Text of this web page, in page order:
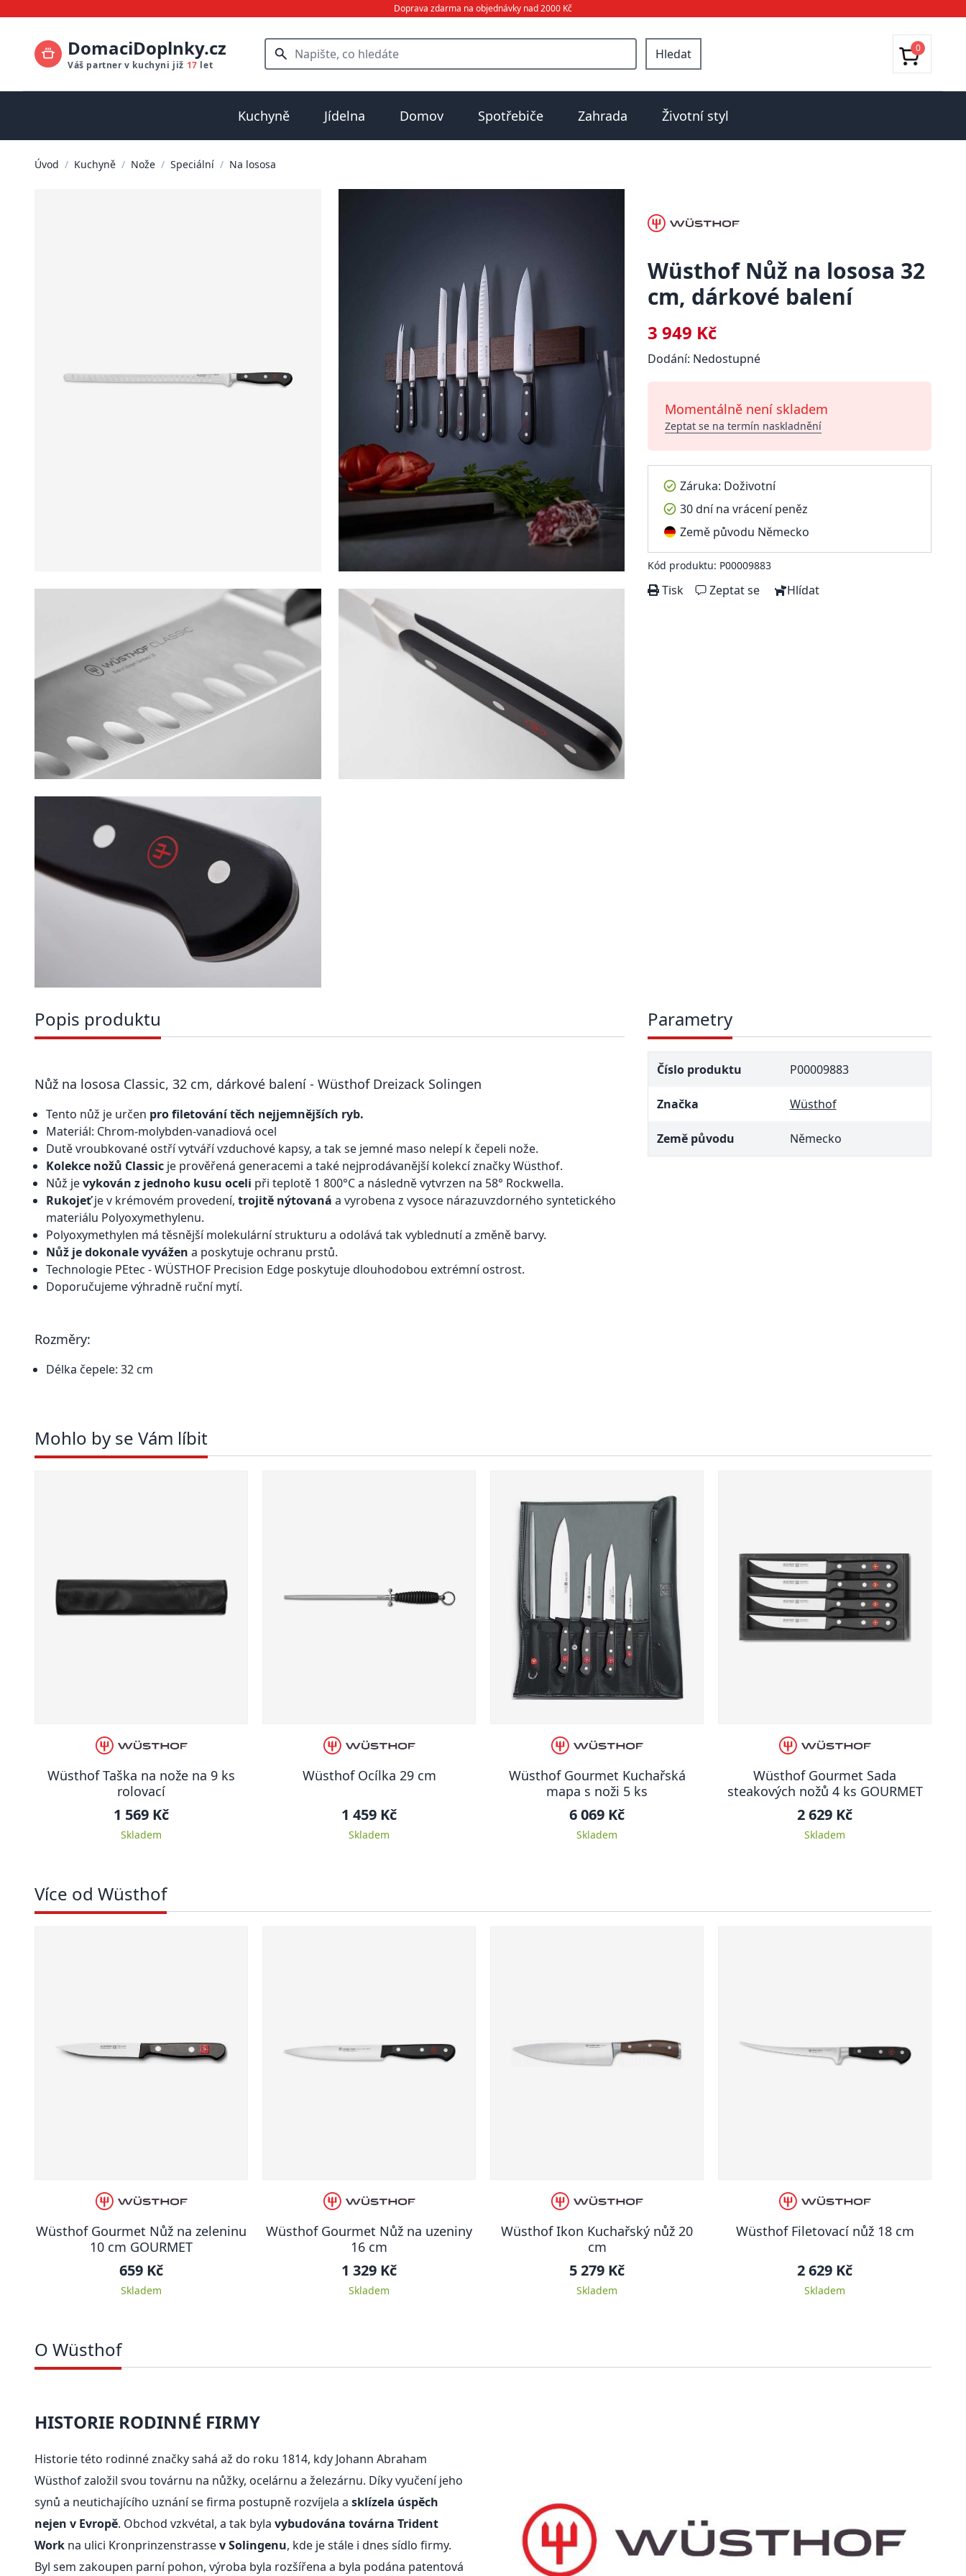
Doprava zdarma na objednávky nad 2000 Kč
DomaciDoplnky.cz
Váš partner v kuchyni již 17 let
Hledat 0
Kuchyně Jídelna Domov Spotřebiče Zahrada Životní styl
Úvod / Kuchyně / Nože / Speciální / Na lososa
Wüsthof Nůž na lososa 32
cm, dárkové balení
3 949 Kč
Dodání: Nedostupné
Momentálně není skladem
Zeptat se na termín naskladnění
Záruka: Doživotní
30 dní na vrácení peněz
Země původu Německo
Kód produktu: P00009883
Tisk Zeptat se Hlídat
Popis produktu
Nůž na lososa Classic, 32 cm, dárkové balení - Wüsthof Dreizack Solingen
Tento nůž je určen pro filetování těch nejjemnějších ryb.
Materiál: Chrom-molybden-vanadiová ocel
Dutě vroubkované ostří vytváří vzduchové kapsy, a tak se jemné maso nelepí k čepeli nože.
Kolekce nožů Classic je prověřená generacemi a také nejprodávanější kolekcí značky Wüsthof.
Nůž jevykován z jednoho kusu oceli při teplotě 1 800°C a následně vytvrzen na 58° Rockwella.
Rukojeťje v krémovém provedení, trojitě nýtovaná a vyrobena z vysoce nárazuvzdorného syntetického
materiálu Polyoxymethylenu.
Polyoxymethylen má těsnější molekulární strukturu a odolává tak vyblednutí a změně barvy.
Nůž je dokonale vyvážen a poskytuje ochranu prstů.
Technologie PEtec - WÜSTHOF Precision Edge poskytuje dlouhodobou extrémní ostrost.
Doporučujeme výhradně ruční mytí.
Rozměry:
Délka čepele: 32 cm
Parametry
Číslo produktu P00009883
Značka Wüsthof
Země původu Německo
Mohlo by se Vám líbit
Wüsthof Taška na nože na 9 ks
rolovací
1 569 Kč
Skladem
Wüsthof Ocílka 29 cm
1 459 Kč
Skladem
Wüsthof Gourmet Kuchařská
mapa s noži 5 ks
6 069 Kč
Skladem
Wüsthof Gourmet Sada
steakových nožů 4 ks GOURMET
2 629 Kč
Skladem
Více od Wüsthof
Wüsthof Gourmet Nůž na zeleninu
10 cm GOURMET
659 Kč
Skladem
Wüsthof Gourmet Nůž na uzeniny
16 cm
1 329 Kč
Skladem
Wüsthof Ikon Kuchařský nůž 20
cm
5 279 Kč
Skladem
Wüsthof Filetovací nůž 18 cm
2 629 Kč
Skladem
O Wüsthof
HISTORIE RODINNÉ FIRMY
Historie této rodinné značky sahá až do roku 1814, kdy Johann Abraham
Wüsthof založil svou továrnu na nůžky, ocelárnu a železárnu. Díky vyučení jeho
synů a neutichajícího uznání se firma postupně rozvíjela a sklízela úspěch
nejen v Evropě. Obchod vzkvétal, a tak byla vybudována továrna Trident
Work na ulici Kronprinzenstrassev Solingenu, kde je stále i dnes sídlo firmy.
Byl sem zakoupen parní pohon, výroba byla rozšířena a byla podána patentová